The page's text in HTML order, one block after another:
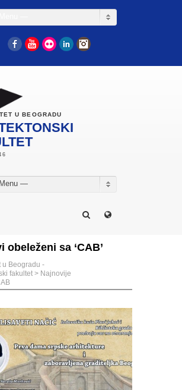
FacebookYouTube
Flickr LinkedIn
U BEOGRADU
—
obeleženi sa ‘CAB’
u Beogradu -
fakultet > Najnovije